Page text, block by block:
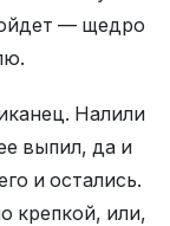
— щедро
Налили
выпил, да и
и остались.
крепкой, или,